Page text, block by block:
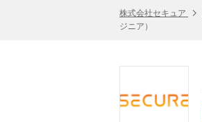
株式会社セキュア
ジニア）